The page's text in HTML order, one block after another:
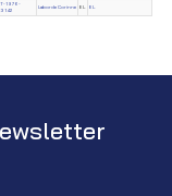
1976-
Laborde Corinne EL EL